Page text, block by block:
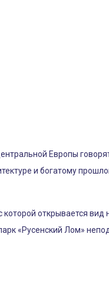
Европы
и богатому
открывается
«Русенский Лом»